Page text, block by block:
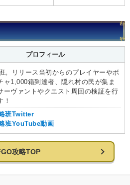
プロフィール
。リリース当初からのプレイヤーやボ
ャ1,000箱到達者、隠れ村の民が集ま
ーヴァントやクエスト周回の検証を行
！
班Twitter
班YouTube動画
攻略TOP